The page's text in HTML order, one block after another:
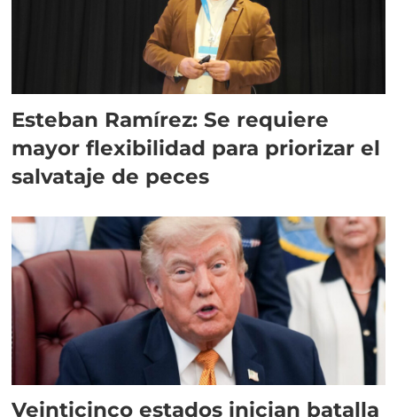
Esteban Ramírez: Se requiere
mayor flexibilidad para priorizar el
salvataje de peces
Veinticinco estados inician batalla